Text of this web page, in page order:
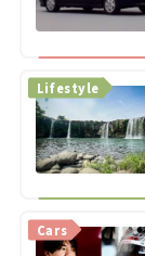
Lifestyle
Cars